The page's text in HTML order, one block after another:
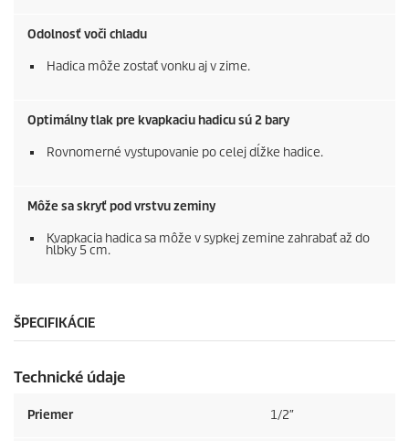
Odolnosť voči chladu
Hadica môže zostať vonku aj v zime.
Optimálny tlak pre kvapkaciu hadicu sú 2 bary
Rovnomerné vystupovanie po celej dĺžke hadice.
Môže sa skryť pod vrstvu zeminy
Kvapkacia hadica sa môže v sypkej zemine zahrabať až do
hĺbky 5 cm.
ŠPECIFIKÁCIE
Technické údaje
Priemer 1/2″